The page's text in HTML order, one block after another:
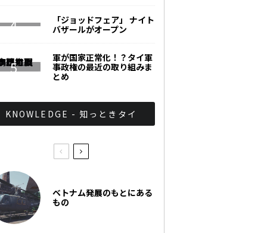
「ジョッドフェア」 ナイト
バザールがオープン
軍が国家正常化！？タイ軍
事政権の最近の取り組みま
とめ
KNOWLEDGE - 知っときタイ
ベトナム発展のもとにある
もの